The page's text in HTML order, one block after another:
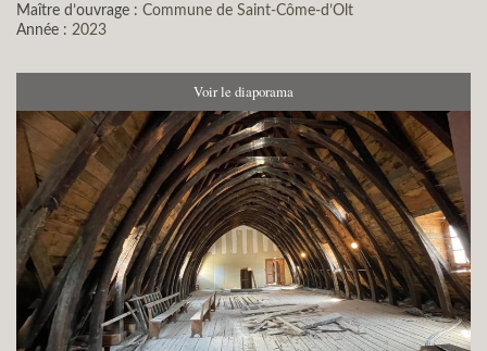
Maître d’ouvrage : Commune de Saint-Côme-d’Olt
Année : 2023
Voir le diaporama